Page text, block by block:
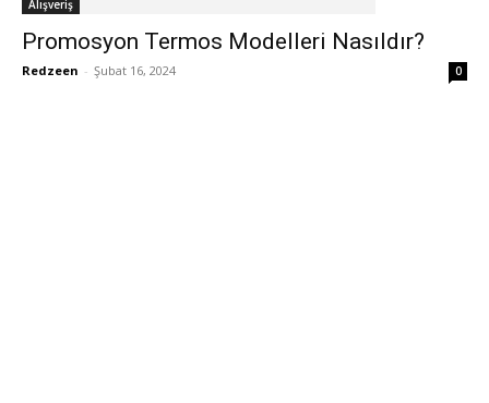
Alışveriş
Promosyon Termos Modelleri Nasıldır?
Redzeen - Şubat 16, 2024 0